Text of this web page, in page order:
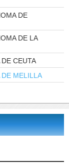
DE
DE LA
CEUTA
MELILLA